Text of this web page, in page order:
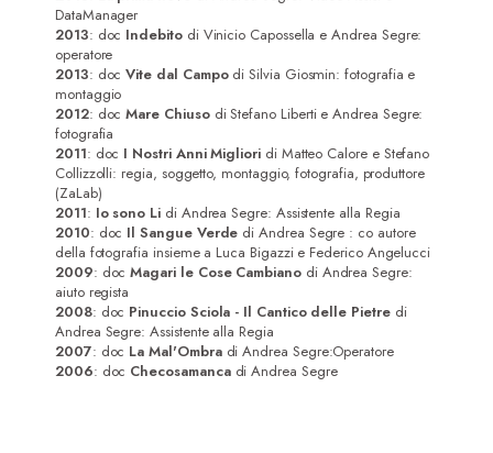
DataManager
2013: doc Indebito di Vinicio Capossella e Andrea Segre:
operatore
2013: docVite dal Campo di Silvia Giosmin: fotografia e
montaggio
2012: docMare Chiuso di Stefano Liberti e Andrea Segre:
fotografia
2011: doc I Nostri Anni Migliori di Matteo Calore e Stefano
Collizzolli: regia, soggetto, montaggio, fotografia, produttore
(ZaLab)
2011: Io sono Li di Andrea Segre: Assistente alla Regia
2010: doc Il Sangue Verde di Andrea Segre : co autore
della fotografia insieme a Luca Bigazzi e Federico Angelucci
2009: docMagari le Cose Cambiano di Andrea Segre:
aiuto regista
2008: doc Pinuccio Sciola - Il Cantico delle Pietre di
Andrea Segre: Assistente alla Regia
2007: doc La Mal'Ombra di Andrea Segre:Operatore
2006: doc Checosamanca di Andrea Segre